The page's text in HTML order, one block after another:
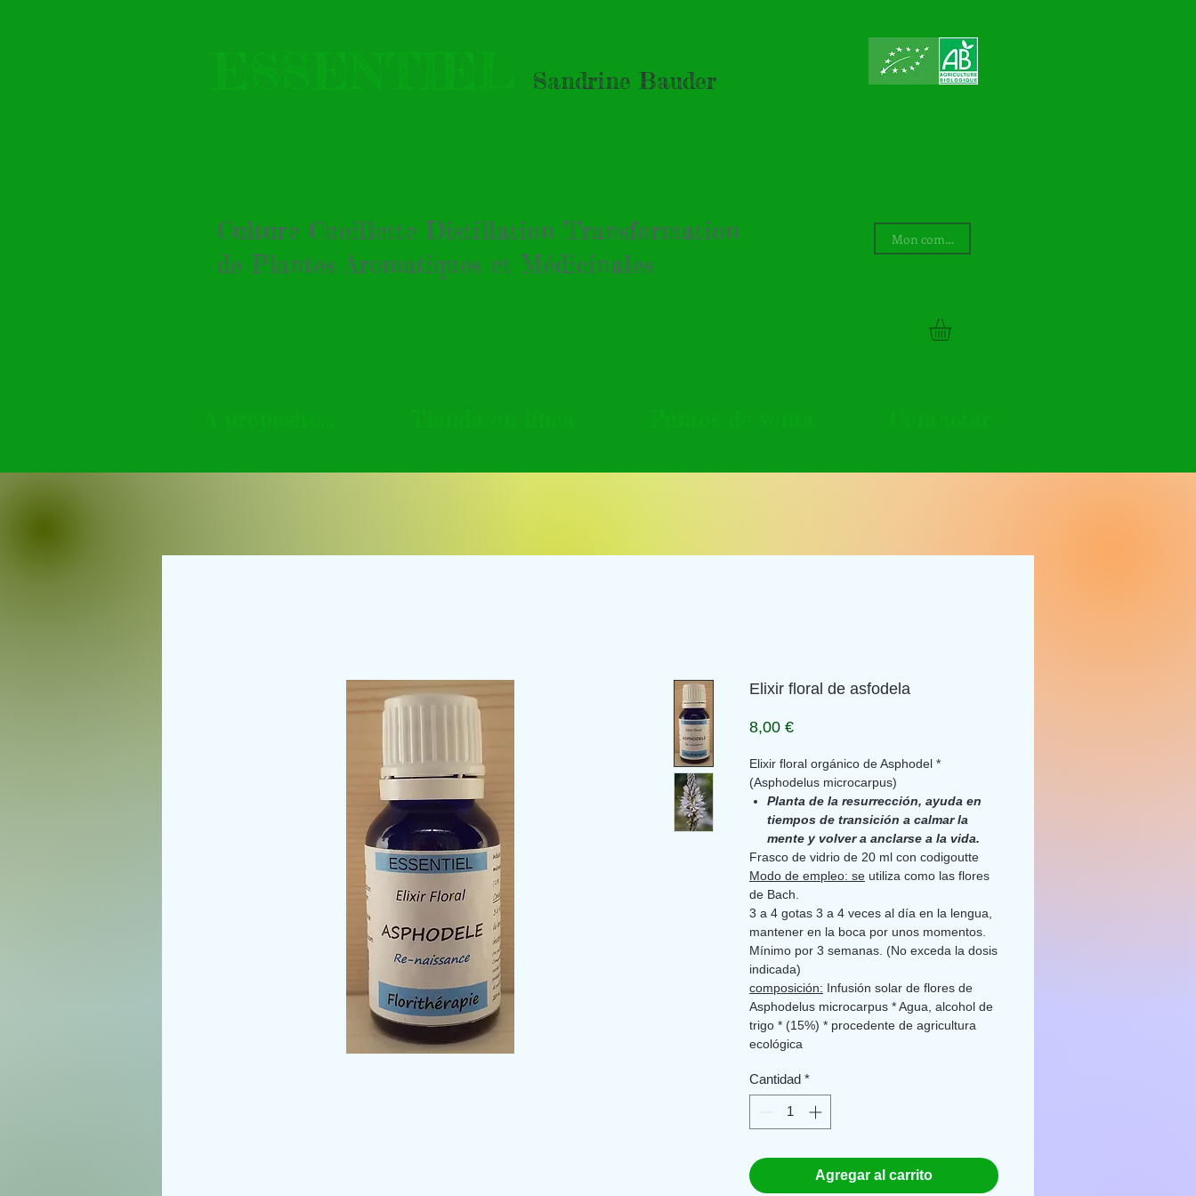
Sandrine Bauder
Culture Cueillette Distillation Transformation
de Plantes Aromatiques et Médicinales
Mon compte
Elixir floral de asfodela
8,00 €Precio
Elixir floral orgánico de Asphodel *
(Asphodelus microcarpus)
Planta de la resurrección, ayuda en
tiempos de transición a calmar la
mente y volver a anclarse a la vida.
Frasco de vidrio de 20 ml con codigoutte
Modo de empleo: se utiliza como las flores
de Bach.
3 a 4 gotas 3 a 4 veces al día en la lengua,
mantener en la boca por unos momentos.
Mínimo por 3 semanas. (No exceda la dosis
indicada)
composición: Infusión solar de flores de
Asphodelus microcarpus * Agua, alcohol de
trigo * (15%) * procedente de agricultura
ecológica
Complemento alimenticio como parte de
una dieta variada y equilibrada y un estilo
de vida saludable. Manténgase fuera del
cualquier problema de salud consulte a su
médico. Respete la dosis indicada.
Cantidad *
Agregar al carrito